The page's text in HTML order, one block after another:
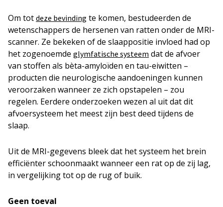
Om tot deze bevinding te komen, bestudeerden de
wetenschappers de hersenen van ratten onder de MRI-
scanner. Ze bekeken of de slaappositie invloed had op
het zogenoemde glymfatische systeem dat de afvoer
van stoffen als bèta-amyloïden en tau-eiwitten –
producten die neurologische aandoeningen kunnen
veroorzaken wanneer ze zich opstapelen – zou
regelen. Eerdere onderzoeken wezen al uit dat dit
afvoersysteem het meest zijn best deed tijdens de
slaap.
Uit de MRI-gegevens bleek dat het systeem het brein
efficiënter schoonmaakt wanneer een rat op de zij lag,
in vergelijking tot op de rug of buik.
Geen toeval